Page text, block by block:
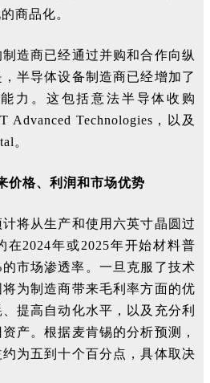
商品化。
造商已经通过并购和合作向纵
半导体设备制造商已经增加了
力。这包括意法半导体收购
Advanced Technologies，以及
。
价格、利润和市场优势
将从生产和使用六英寸晶圆过
在2024年或2025年开始材料普
市场渗透率。一旦克服了技术
将为制造商带来毛利率方面的优
提高自动化水平，以及充分利
产。根据麦肯锡的分析预测，
为五到十个百分点，具体取决